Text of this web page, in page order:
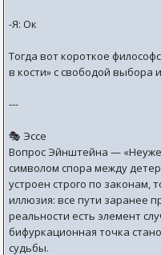
-Я: Ок
Тогда вот короткое
в кости» с свободой выбора
---
🎭 Эссе
Вопрос Эйнштейна —
символом спора между
устроен строго по законам,
иллюзия: все пути заранее
реальности есть элемент
бифуркационная точка
судьбы.